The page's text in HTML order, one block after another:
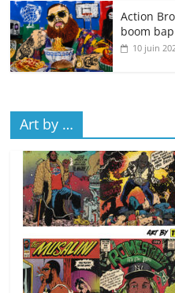
Action
boom bap
10 juin
Art by …